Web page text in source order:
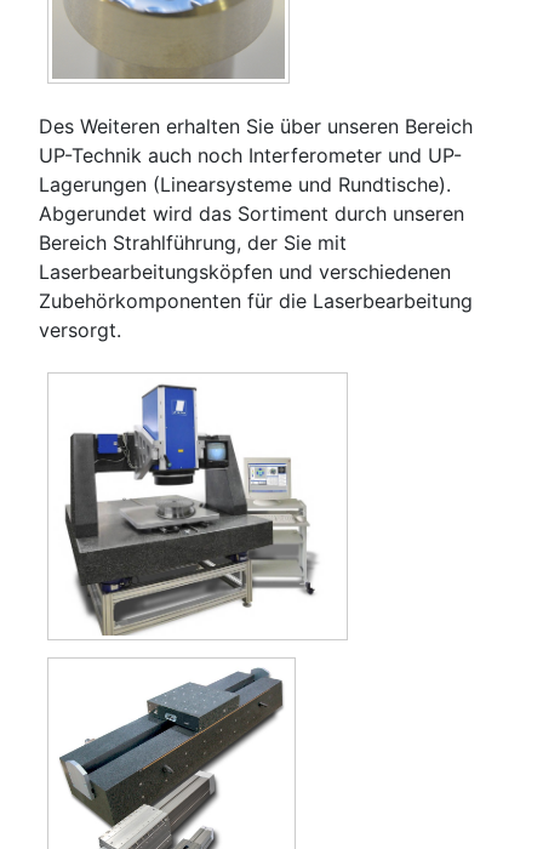
Des Weiteren erhalten Sie über unseren Bereich
UP-Technik auch noch Interferometer und UP-
Lagerungen (Linearsysteme und Rundtische).
Abgerundet wird das Sortiment durch unseren
Bereich Strahlführung, der Sie mit
Laserbearbeitungsköpfen und verschiedenen
Zubehörkomponenten für die Laserbearbeitung
versorgt.